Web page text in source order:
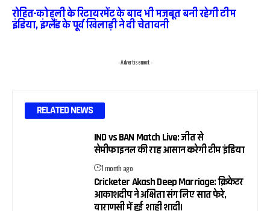
रोहित-कोहली के रिटायरमेंट के बाद भी मजबूत बनी रहेगी टीम
इंडिया, इंग्लैंड के पूर्व खिलाड़ी ने दी चेतावनी
- Advertisement -
RELATED NEWS
IND vs BAN Match Live: जीत से
सेमीफाइनल की राह आसान करेगी टीम इंडिया
1 month ago
Cricketer Akash Deep Marriage: क्रिकेटर
आकाशदीप ने अक्षिता संग लिए सात फेरे,
वाराणसी में हुई शाही शादी।